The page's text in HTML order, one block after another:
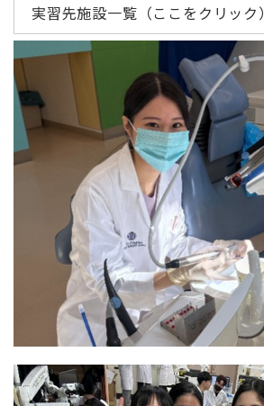
実習先施設一覧（ここをクリック）